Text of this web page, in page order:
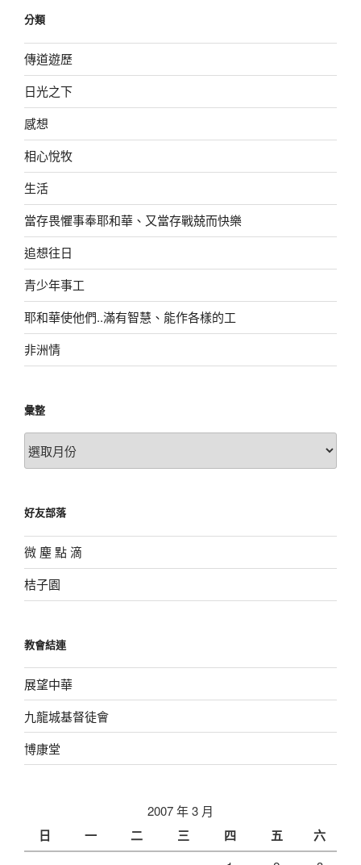
分類
傳道遊歷
日光之下
感想
相心悅牧
生活
當存畏懼事奉耶和華、又當存戰兢而快樂
追想往日
青少年事工
耶和華使他們..滿有智慧、能作各樣的工
非洲情
彙整
彙
整
好友部落
微 塵 點 滴
桔子園
教會結連
展望中華
九龍城基督徒會
博康堂
2007 年 3 月
日 一 二 三 四 五 六